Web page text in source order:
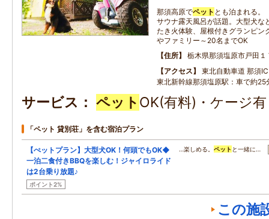
那須高原でペット とも泊まれる。
サウナ露天風呂が話題。大型犬な
たき火体験、屋根付きグランピン
やファミリー～20名までOK
住所
栃木県那須塩原市戸田１
アクセス
東北自動車道 那須
東北新幹線那須塩原駅：車で約25
サービス ペット OK(有料)・ケージ
「ペット 貸別荘」を含む宿泊プラン
【ぺットプラン】大型犬OK！何頭でもOK◆
一泊二食付きBBQを楽しむ！ジャイロライド
は2台乗り放題♪
ポイント2%
…楽しめる。 ペット と一緒に…
この施